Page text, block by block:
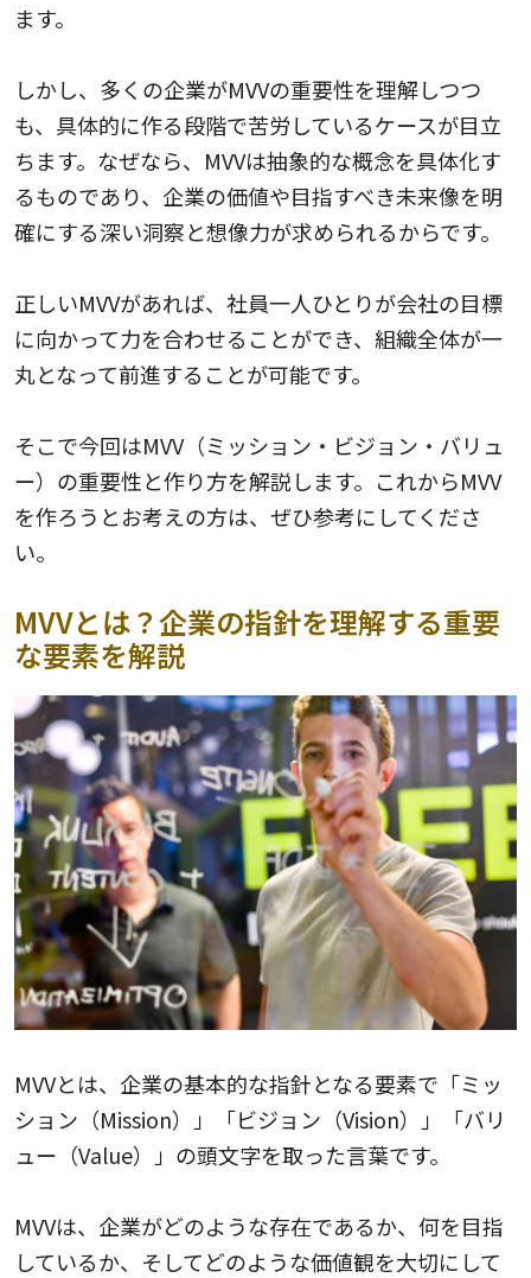
ます。
しかし、多くの企業がMVVの重要性を理解しつつ
も、具体的に作る段階で苦労しているケースが目立
ちます。なぜなら、MVVは抽象的な概念を具体化す
るものであり、企業の価値や目指すべき未来像を明
確にする深い洞察と想像力が求められるからです。
正しいMVVがあれば、社員一人ひとりが会社の目標
に向かって力を合わせることができ、組織全体が一
丸となって前進することが可能です。
そこで今回はMVV（ミッション・ビジョン・バリュ
ー）の重要性と作り方を解説します。これからMVV
を作ろうとお考えの方は、ぜひ参考にしてくださ
い。
MVVとは？企業の指針を理解する重要
な要素を解説
MVVとは、企業の基本的な指針となる要素で「ミッ
ション（Mission）」「ビジョン（Vision）」「バリ
ュー（Value）」の頭文字を取った言葉です。
MVVは、企業がどのような存在であるか、何を目指
しているか、そしてどのような価値観を大切にして